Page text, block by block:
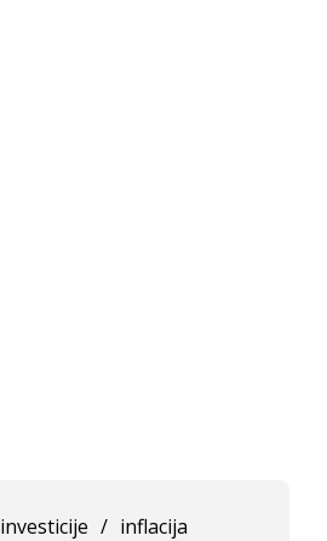
investicije / inflacija